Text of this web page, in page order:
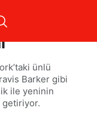
ünlü
Barker gibi
ile yeninin
getiriyor.